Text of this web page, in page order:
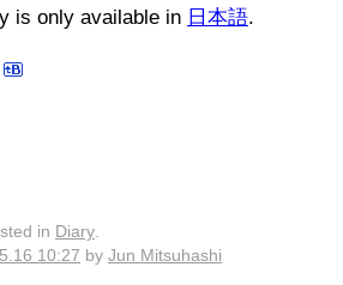
is only available in 日本語.
in Diary
10:27 by Jun Mitsuhashi